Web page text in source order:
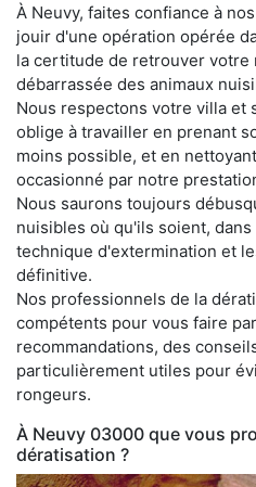
À Neuvy, faites confiance à
jouir d'une opération opérée
la certitude de retrouver votre
débarrassée des animaux
Nous respectons votre villa et
oblige à travailler en prenant
moins possible, et en
occasionné par notre
Nous saurons toujours
nuisibles où qu'ils soient,
technique d'extermination et
définitive.
Nos professionnels de la
compétents pour vous faire
recommandations, des
particulièrement utiles pour
rongeurs.
À Neuvy 03000 que vous
dératisation ?